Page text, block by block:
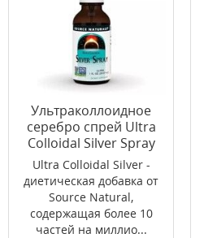
Ультраколлоидное
серебро спрей Ultra
Colloidal Silver Spray
Source Naturals 29,57
мл
Ultra Colloidal Silver -
диетическая добавка от
Source Natural,
содержащая более 10
частей на миллио...